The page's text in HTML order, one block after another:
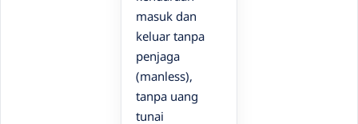
masuk dan
keluar tanpa
penjaga
(manless),
tanpa uang
tunai